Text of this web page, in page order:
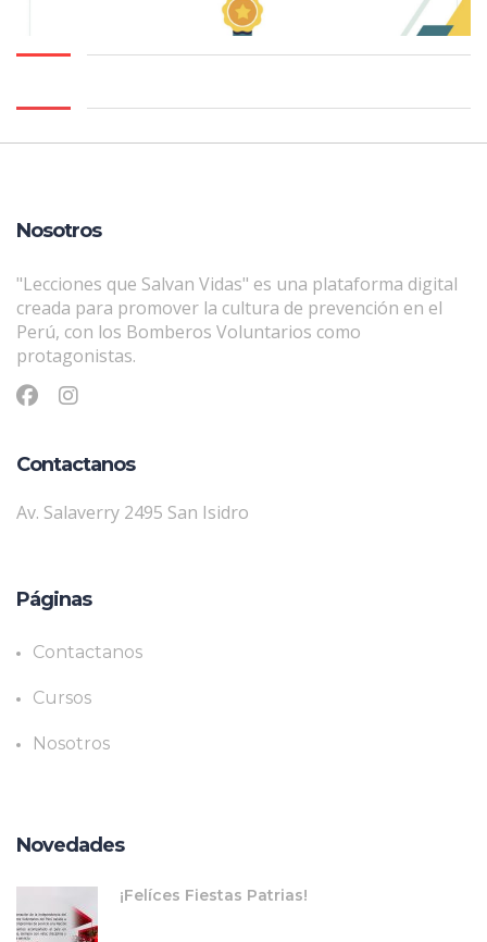
Nosotros
"Lecciones que Salvan Vidas" es una plataforma digital
creada para promover la cultura de prevención en el
Perú, con los Bomberos Voluntarios como
protagonistas.
Contactanos
Av. Salaverry 2495 San Isidro
Páginas
Contactanos
Cursos
Nosotros
Novedades
¡Felíces Fiestas Patrias!